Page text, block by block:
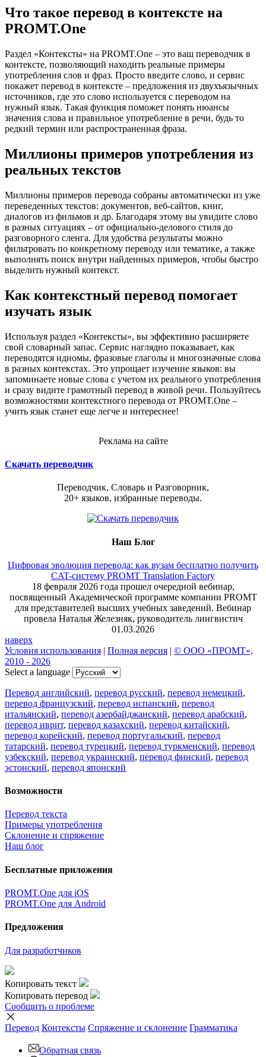
Что такое перевод в контексте на
PROMT.One
Раздел «Контексты» на PROMT.One – это ваш переводчик в
контексте, позволяющий находить реальные примеры
употребления слов и фраз. Просто введите слово, и сервис
покажет перевод в контексте – предложения из двухъязычных
источников, где это слово используется с переводом на
нужный язык. Такая функция поможет понять нюансы
значения слова и правильное употребление в речи, будь то
редкий термин или распространенная фраза.
Миллионы примеров употребления из
реальных текстов
Миллионы примеров перевода собраны автоматически из уже
переведенных текстов: документов, веб-сайтов, книг,
диалогов из фильмов и др. Благодаря этому вы увидите слово
в разных ситуациях – от официально-делового стиля до
разговорного сленга. Для удобства результаты можно
фильтровать по конкретному переводу или тематике, а также
выполнять поиск внутри найденных примеров, чтобы быстро
выделить нужный контекст.
Как контекстный перевод помогает
изучать язык
Используя раздел «Контексты», вы эффективно расширяете
свой словарный запас. Сервис наглядно показывает, как
переводятся идиомы, фразовые глаголы и многозначные слова
в разных контекстах. Это упрощает изучение языков: вы
запоминаете новые слова с учетом их реального употребления
и сразу видите грамотный перевод в живой речи. Пользуйтесь
возможностями контекстного перевода от PROMT.One –
учить язык станет еще легче и интереснее!
Реклама на сайте
Скачать переводчик
Переводчик, Словарь и Разговорник,
20+ языков, избранные переводы.
Наш Блог
Цифровая эволюция перевода: как вузам бесплатно получить
CAT-систему PROMT Translation Factory
18 февраля 2026 года прошел очередной вебинар,
посвященный Академической программе компании PROMT
для представителей высших учебных заведений. Вебинар
провела Наталья Железняк, руководитель лингвистич
01.03.2026
наверх
Условия использования | Полная версия | © ООО «ПРОМТ»,
2010 - 2026
Select a language
Перевод английский, перевод русский, перевод немецкий,
перевод французский, перевод испанский, перевод
итальянский, перевод азербайджанский, перевод арабский,
перевод иврит, перевод казахский, перевод китайский,
перевод корейский, перевод португальский, перевод
татарский, перевод турецкий, перевод туркменский, перевод
узбекский, перевод украинский, перевод финский, перевод
эстонский, перевод японский
Возможности
Перевод текста
Примеры употребления
Склонение и спряжение
Наш блог
Бесплатные приложения
PROMT.One для iOS
PROMT.One для Android
Предложения
Для разработчиков
Копировать текст
Копировать перевод
Сообщить о проблеме
Перевод Контексты Спряжение и склонение Грамматика
Обратная связь